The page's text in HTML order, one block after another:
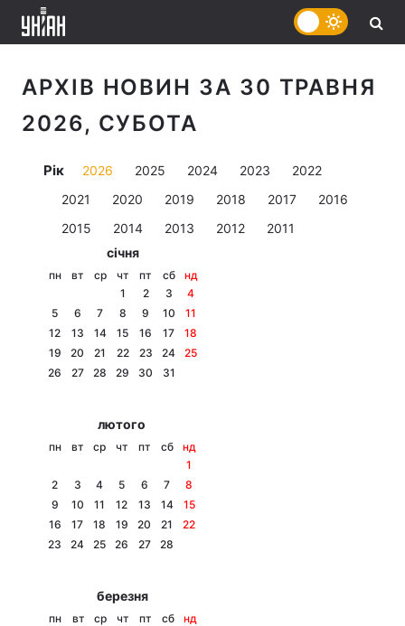
АРХІВ НОВИН ЗА 30 ТРАВНЯ
2026, СУБОТА
Рік 2026 2025 2024 2023
2022
2021
2020 2019 2018 2017
2016
2015
2014 2013 2012
2011
січня
пн вт ср чт пт сб
нд
1
2 3
4
5
6 7 8 9 10
11
12
13 14 15 16 17
18
19
20 21 22 23 24
25
26
27 28 29 30 31
лютого
пн вт ср чт пт сб
нд
1
2
3 4 5 6 7
8
9
10 11 12 13 14
15
16
17 18 19 20 21
22
23
24 25 26 27 28
березня
пн вт ср чт пт сб
нд